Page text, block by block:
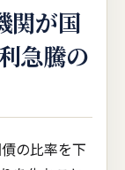
関が国
急騰の
の比率を下